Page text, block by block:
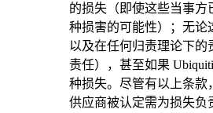
的损失（即使这些当事
种损害的可能性）；无论
以及在任何归责理论下
责任），甚至如果
种损失。尽管有以上条款
供应商被认定需为损失负